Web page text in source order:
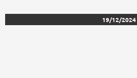
19/12/2024